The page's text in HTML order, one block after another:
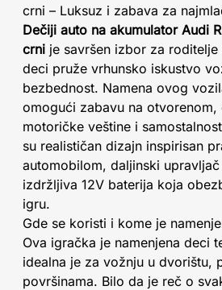
crni – Luksuz i zabava za
Dečiji auto na akumulator Audi
crni je savršen izbor za
deci pruže vrhunsko iskustvo
bezbednost. Namena ovog
omogući zabavu na otvorenom,
motoričke veštine i
su realističan dizajn inspirisan
automobilom, daljinski
izdržljiva 12V baterija koja
igru.
Gde se koristi i kome je
Ova igračka je namenjena deci
idealna je za vožnju u dvorištu,
površinama. Bilo da je reč o